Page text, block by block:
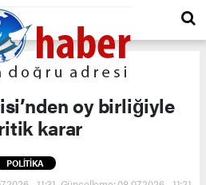
oy birliğiyle
karar
POLİTİKA